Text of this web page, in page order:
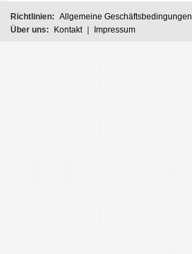
Richtlinien: Allgemeine Geschäftsbedingungen
Über uns:
Kontakt Impressum